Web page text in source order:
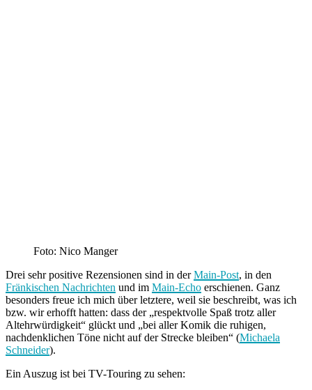
Foto: Nico Manger
Drei sehr positive Rezensionen sind in derMain-Post, in den
Fränkischen Nachrichten und im Main-Echo erschienen. Ganz
besonders freue ich mich über letztere, weil sie beschreibt, was ich
bzw. wir erhofft hatten: dass der „respektvolle Spaß trotz aller
Altehrwürdigkeit“ glückt und „bei aller Komik die ruhigen,
nachdenklichen Töne nicht auf der Strecke bleiben“ (Michaela
Schneider).
Ein Auszug ist bei TV-Touring zu sehen: